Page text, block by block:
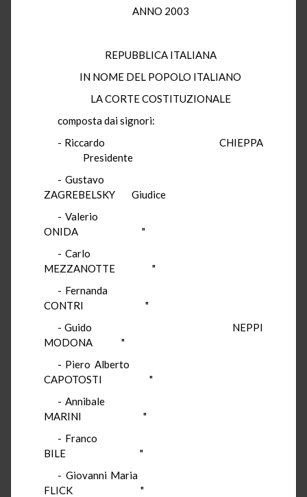
ANNO 2003
REPUBBLICA ITALIANA
IN NOME DEL POPOLO ITALIANO
LA CORTE COSTITUZIONALE
composta dai signori:
- Riccardo CHIEPPA
Presidente
- Gustavo
ZAGREBELSKY Giudice
- Valerio
ONIDA "
- Carlo
MEZZANOTTE "
- Fernanda
CONTRI "
- Guido NEPPI
MODONA "
- Piero Alberto
CAPOTOSTI "
- Annibale
MARINI "
- Franco
BILE "
- Giovanni Maria
FLICK "